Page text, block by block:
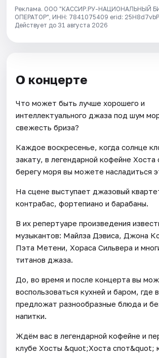
Реклама. ООО "КАССИР.РУ-НАЦИОНАЛЬНЫЙ
ОПЕРАТОР", ИНН: 7841075409 erid:
Действует до 31 августа 2026
О концерте
Что может быть лучше хорошего и
интеллектуального джаза под шум
свежесть бриза?
Каждое воскресенье, когда солнце
закату, в легендарной кофейне Хоста
берегу моря вы можете насладиться
На сцене выступает джазовый
контрабас, фортепиано и барабаны.
В их репертуаре произведения
музыкантов: Майлза Дэвиса, Джона
Пэта Метени, Хораса Сильвера и
титанов джаза.
До, во время и после концерта вы
воспользоваться кухней и баром, где
предложат разнообразные блюда и
напитки.
Ждём вас в легендарной кофейне и
клубе Хосты &quot;Хоста спот&quot;